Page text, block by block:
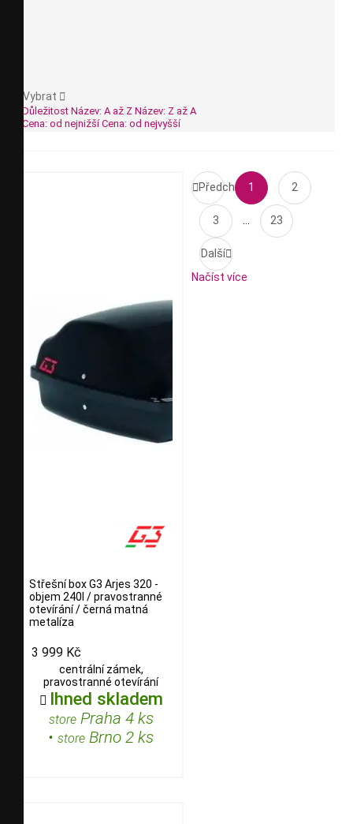
Vybrat 
Důležitost Název: A až Z Název: Z až A
Cena: od nejnižšíCena: od nejvyšší
Střešní box G3 Arjes 320 -
objem 240l / pravostranné
otevírání / černá matná
metalíza
3 999 Kč
centrální zámek,
pravostranné otevírání
 Ihned skladem
storePraha 4 ks
• store Brno 2 ks
Předchozí1 2
3 … 23
Další
Načíst více